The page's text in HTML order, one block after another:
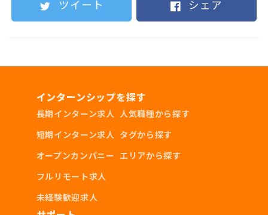
ご興味を持ってくださった方はぜひ面談でご相談
ください！
●学年
何年生でも可能
ツイート シェア
インターンシップを探す
長期インターン求人
短期インターン求人
オープンカンパニー
フルリモート求人
未経験歓迎求人
人気職種から探す
タグから探す
エリアから探す